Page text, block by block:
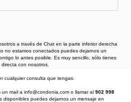
a través de Chat en la parte inferior derecha
no estamos conectados puedes dejarnos un
lo antes posible. Es muy sencillo, sólo tienes
con nosotros.
cualquier consulta que tengas.
mail a info@condonia.com o llamar al 902 998
disponibles puedes dejarnos un mensaje en